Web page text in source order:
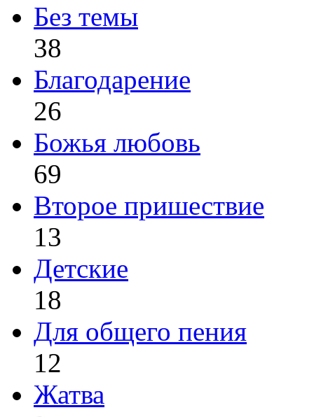
Без темы
38
Благодарение
26
Божья любовь
69
Второе пришествие
13
Детские
18
Для общего пения
12
Жатва